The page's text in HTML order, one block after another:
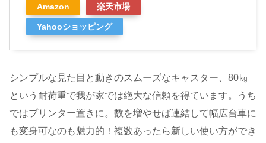
Amazon 楽天市場
Yahooショッピング
シンプルな見た目と動きのスムーズなキャスター、80㎏
という耐荷重で我が家では絶大な信頼を得ています。うち
ではプリンター置きに。数を増やせば連結して幅広台車に
も変身可なのも魅力的！複数あったら新しい使い方ができ